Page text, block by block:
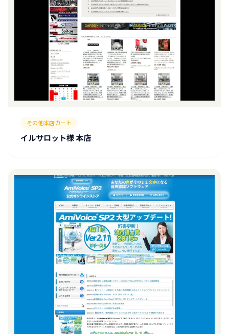
その他本店カート
イルサロット様 本店